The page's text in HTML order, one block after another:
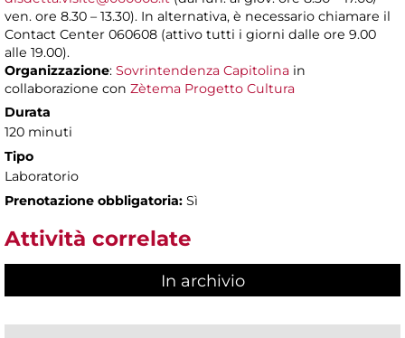
ven. ore 8.30 – 13.30). In alternativa, è necessario chiamare il
Contact Center 060608 (attivo tutti i giorni dalle ore 9.00
alle 19.00).
Organizzazione: Sovrintendenza Capitolina in
collaborazione con Zètema Progetto Cultura
Durata
120 minuti
Tipo
Laboratorio
Prenotazione obbligatoria: Sì
Attività correlate
In archivio